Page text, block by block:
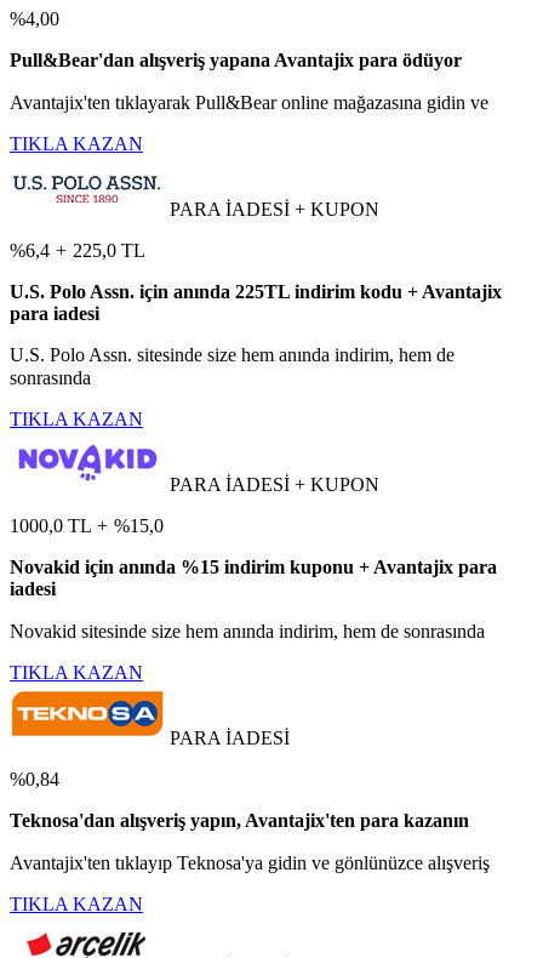
%4,00
Pull&Bear'dan alışveriş yapana Avantajix para ödüyor
Avantajix'ten tıklayarak Pull&Bear online mağazasına gidin ve
TIKLA KAZAN
PARA İADESİ + KUPON
%6,4 + 225,0 TL
U.S. Polo Assn. için anında 225TL indirim kodu + Avantajix
para iadesi
U.S. Polo Assn. sitesinde size hem anında indirim, hem de
sonrasında
TIKLA KAZAN
PARA İADESİ + KUPON
1000,0 TL + %15,0
Novakid için anında %15 indirim kuponu + Avantajix para
iadesi
Novakid sitesinde size hem anında indirim, hem de sonrasında
TIKLA KAZAN
PARA İADESİ
%0,84
Teknosa'dan alışveriş yapın, Avantajix'ten para kazanın
Avantajix'ten tıklayıp Teknosa'ya gidin ve gönlünüzce alışveriş
TIKLA KAZAN